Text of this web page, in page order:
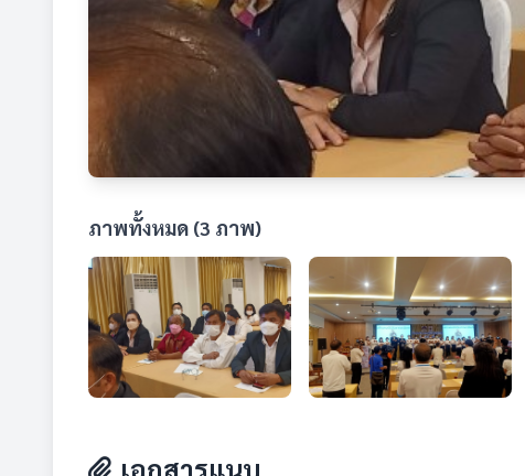
ภาพทั้งหมด (3 ภาพ)
เอกสารแนบ